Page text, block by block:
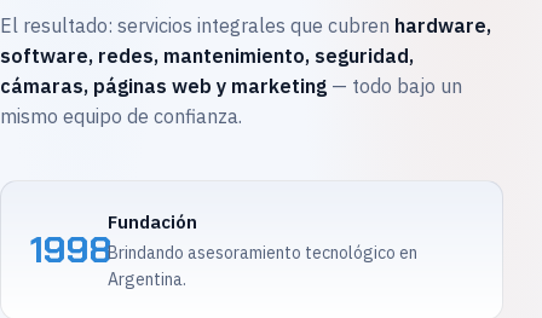
El resultado: servicios integrales que cubren hardware,
software, redes, mantenimiento, seguridad,
cámaras, páginas web y marketing — todo bajo un
mismo equipo de confianza.
1998
Fundación
Brindando asesoramiento tecnológico en
Argentina.